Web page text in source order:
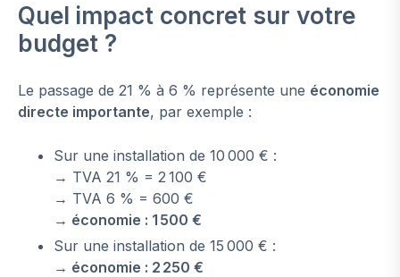
Quel impact concret sur votre
budget ?
Le passage de 21 % à 6 % représente une économie
directe importante, par exemple :
Sur une installation de 10 000 € :
→ TVA 21 % = 2 100 €
→ TVA 6 % = 600 €
→ économie : 1 500 €
Sur une installation de 15 000 € :
→ économie : 2 250 €